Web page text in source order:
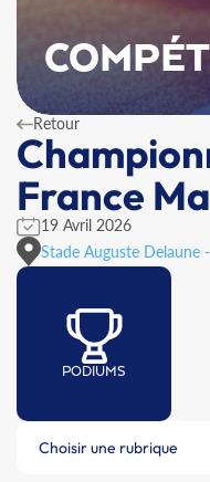
Retour
France
19 Avril 2026
Stade Auguste Delaune
PODIUMS
Choisir une rubrique